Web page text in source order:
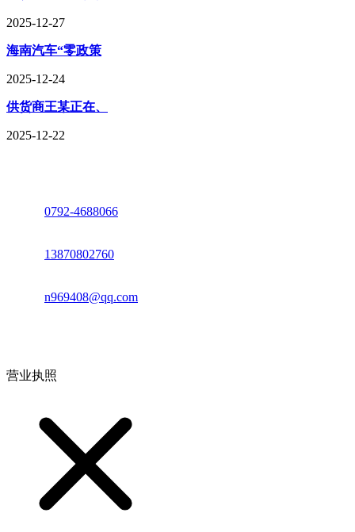
2025-12-27
海南汽车“零政策
2025-12-24
供货商王某正在、
2025-12-22
0792-4688066
13870802760
n969408@qq.com
营业执照